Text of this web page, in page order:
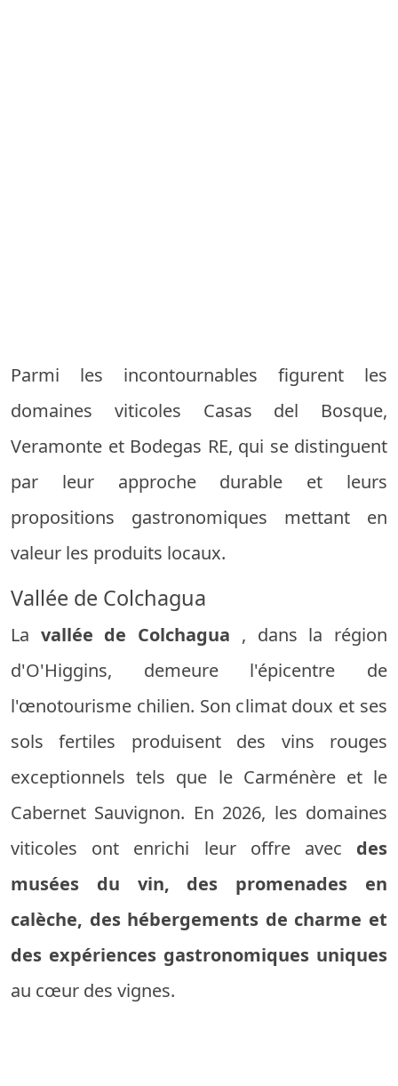
Parmi les incontournables figurent les
domaines viticoles Casas del Bosque,
Veramonte et Bodegas RE, qui se distinguent
par leur approche durable et leurs
propositions gastronomiques mettant en
valeur les produits locaux.
Vallée de Colchagua
La vallée de Colchagua , dans la région
d'O'Higgins, demeure l'épicentre de
l'œnotourisme chilien. Son climat doux et ses
sols fertiles produisent des vins rouges
exceptionnels tels que le Carménère et le
Cabernet Sauvignon. En 2026, les domaines
viticoles ont enrichi leur offre avec des
musées du vin, des promenades en
calèche, des hébergements de charme et
des expériences gastronomiques uniques
au cœur des vignes.